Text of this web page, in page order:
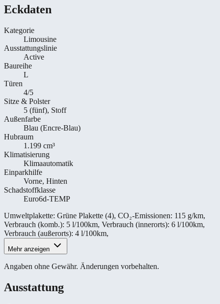
Eckdaten
Kategorie
Limousine
Ausstattungslinie
Active
Baureihe
L
Türen
4/5
Sitze & Polster
5 (fünf), Stoff
Außenfarbe
Blau (Encre-Blau)
Hubraum
1.199 cm³
Klimatisierung
Klimaautomatik
Einparkhilfe
Vorne, Hinten
Schadstoffklasse
Euro6d-TEMP
Umweltplakette: Grüne Plakette (4), CO₂-Emissionen: 115 g/km,
Verbrauch (komb.): 5 l/100km, Verbrauch (innerorts): 6 l/100km,
Verbrauch (außerorts): 4 l/100km,
Mehr anzeigen
Angaben ohne Gewähr. Änderungen vorbehalten.
Ausstattung